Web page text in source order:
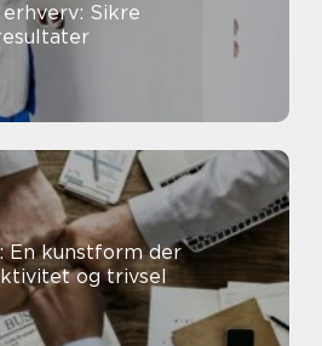
Sikre
En kunstform der
og trivsel